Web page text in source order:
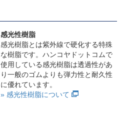
感光性樹脂
感光樹脂とは紫外線で硬化する特殊
な樹脂です。ハンコヤドットコムで
使用している感光樹脂は透過性があ
り一般のゴムよりも弾力性と耐久性
に優れています。
» 感光性樹脂について